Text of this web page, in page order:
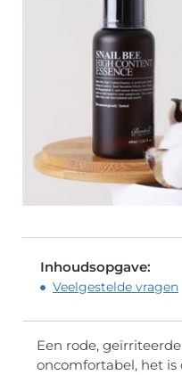
Inhoudsopgave:
Veelgestelde vragen
Een rode,
oncomfortabel, het